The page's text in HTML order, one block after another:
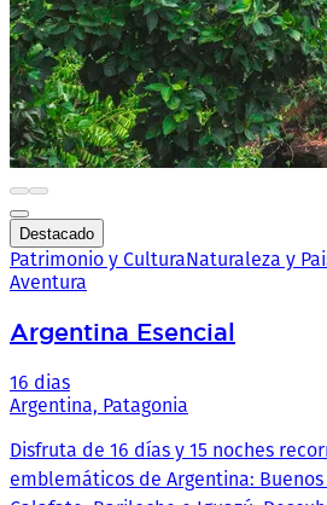
Destacado
Patrimonio y CulturaNaturaleza y
Aventura
Argentina Esencial
16 dias
Argentina, Patagonia
Disfruta de 16 días y 15 noches
emblemáticos de Argentina: Buenos